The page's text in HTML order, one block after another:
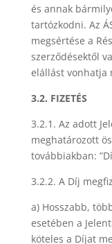
és annak
tartózkodni. Az
megsértése a
szerződésektől
elállást vonhatja
3.2. FIZETÉS
3.2.1. Az adott
meghatározott
továbbiakban:
3.2.2. A Díj
a) Hosszabb,
esetében a
köteles a Díjat